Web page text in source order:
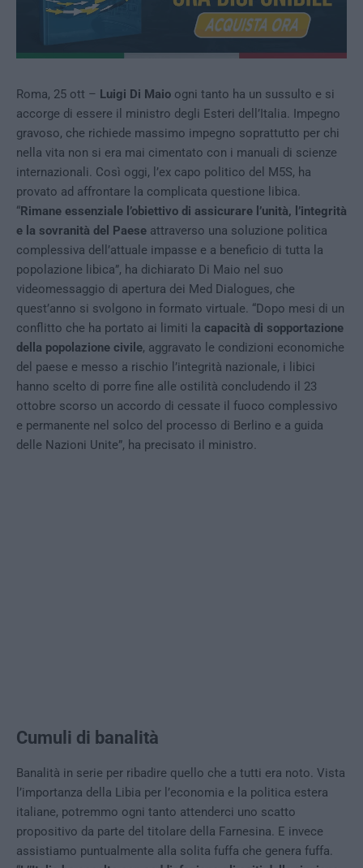
Roma, 25 ott – Luigi Di Maio ogni tanto ha un sussulto e si
accorge di essere il ministro degli Esteri dell’Italia. Impegno
gravoso, che richiede massimo impegno soprattutto per chi
nella vita non si era mai cimentato con i manuali di scienze
internazionali. Così oggi, l’ex capo politico del M5S, ha
provato ad affrontare la complicata questione libica.
“Rimane essenziale l’obiettivo di assicurare l’unità, l’integrità
e la sovranità del Paese attraverso una soluzione politica
complessiva dell’attuale impasse e a beneficio di tutta la
popolazione libica”, ha dichiarato Di Maio nel suo
videomessaggio di apertura dei Med Dialogues, che
quest’anno si svolgono in formato virtuale. “Dopo mesi di un
conflitto che ha portato ai limiti la capacità di sopportazione
della popolazione civile, aggravato le condizioni economiche
del paese e messo a rischio l’integrità nazionale, i libici
hanno scelto di porre fine alle ostilità concludendo il 23
ottobre scorso un accordo di cessate il fuoco complessivo
e permanente nel solco del processo di Berlino e a guida
delle Nazioni Unite”, ha precisato il ministro.
Cumuli di banalità
Banalità in serie per ribadire quello che a tutti era noto. Vista
l’importanza della Libia per l’economia e la politica estera
italiane, potremmo ogni tanto attenderci uno scatto
propositivo da parte del titolare della Farnesina. E invece
assistiamo puntualmente alla solita fuffa che genera fuffa.